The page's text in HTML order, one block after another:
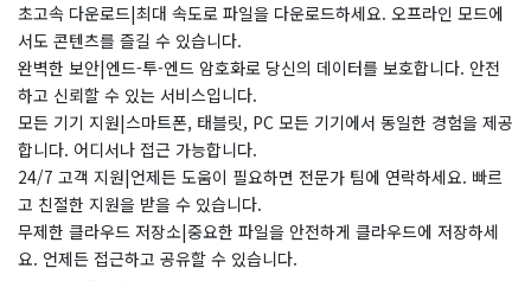
초고속 다운로드|최대 속도로 파일을 다운로드하세요. 오프라인 모드에
서도 콘텐츠를 즐길 수 있습니다.
완벽한 보안|엔드-투-엔드 암호화로 당신의 데이터를 보호합니다. 안전
하고 신뢰할 수 있는 서비스입니다.
모든 기기 지원|스마트폰, 태블릿, PC 모든 기기에서 동일한 경험을 제공
합니다. 어디서나 접근 가능합니다.
24/7 고객 지원|언제든 도움이 필요하면 전문가 팀에 연락하세요. 빠르
고 친절한 지원을 받을 수 있습니다.
무제한 클라우드 저장소|중요한 파일을 안전하게 클라우드에 저장하세
요. 언제든 접근하고 공유할 수 있습니다.